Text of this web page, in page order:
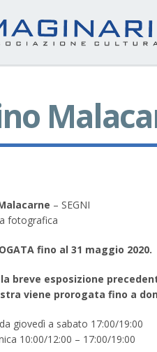
– SEGNI
fotografica
fino al 31 maggio 2020.
breve esposizione
viene prorogata fino a
giovedì a sabato 17:00/19:00
10:00/12:00 – 17:00/19:00